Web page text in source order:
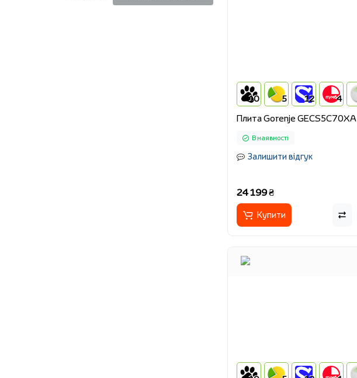
10 5 12 4
Плита Gorenje GECS5C70XA
В наявності
Залишити відгук
24 199 ₴
Купити